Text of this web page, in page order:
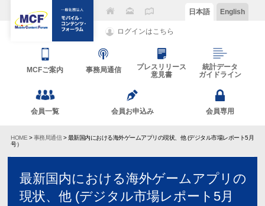
ログインはこちら
日本語 English
MCFご案内 事務局通信
プレスリリース
意見書
統計データ
ガイドライン
会員一覧 会員お申込み 会員専用
HOME >事務局通信> 最新国内における海外ゲームアプリの現状、他 (デジタル市場レポート5月
号）
最新国内における海外ゲームアプリの
現状、他 (デジタル市場レポート5月